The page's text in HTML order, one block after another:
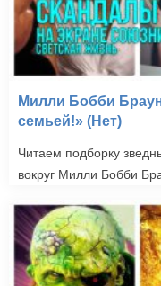
Милли Бобби
семьей!» (Нет)
Читаем подборку
вокруг Милли Бобби